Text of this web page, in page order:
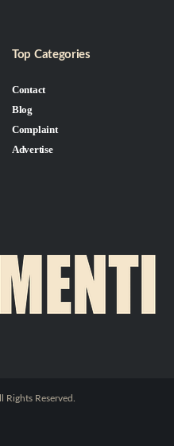
Top Categories
Contact
Blog
Complaint
Advertise
Reserved.